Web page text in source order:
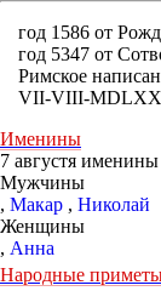
год 1586 от
год 5347 от
Римское
VII-VIII-
Именины
7 августя
Мужчины
, Макар , Николай
Женщины
, Анна
Народные